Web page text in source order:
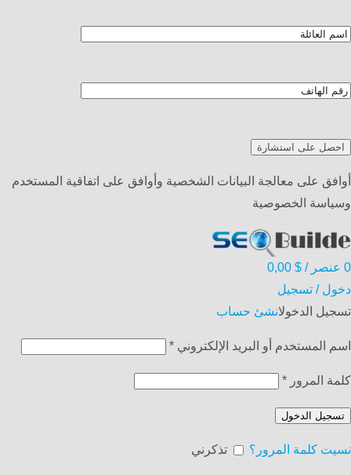
أوافق على معالجة البيانات الشخصية وأوافق على اتفاقية المستخدم
وسياسة الخصوصية
0 عنصر /
0,00 $
دخول / تسجيل
تسجيل الدخولانشئ حساب
اسم المستخدم أو البريد الإلكتروني *
كلمة المرور *
تسجيل الدخول
نسيت كلمة المرور؟ تذكرني